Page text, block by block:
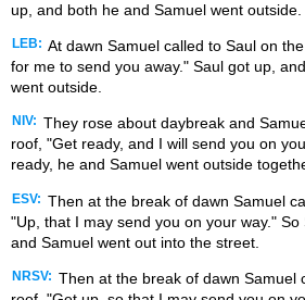
up, and both he and Samuel went outside.
LEB: At dawn Samuel called to Saul on
for me to send you away." Saul got up,
went outside.
NIV: They rose about daybreak and
roof, "Get ready, and I will send you on
ready, he and Samuel went outside
ESV: Then at the break of dawn Samuel
"Up, that I may send you on your way."
and Samuel went out into the street.
NRSV: Then at the break of dawn Samuel